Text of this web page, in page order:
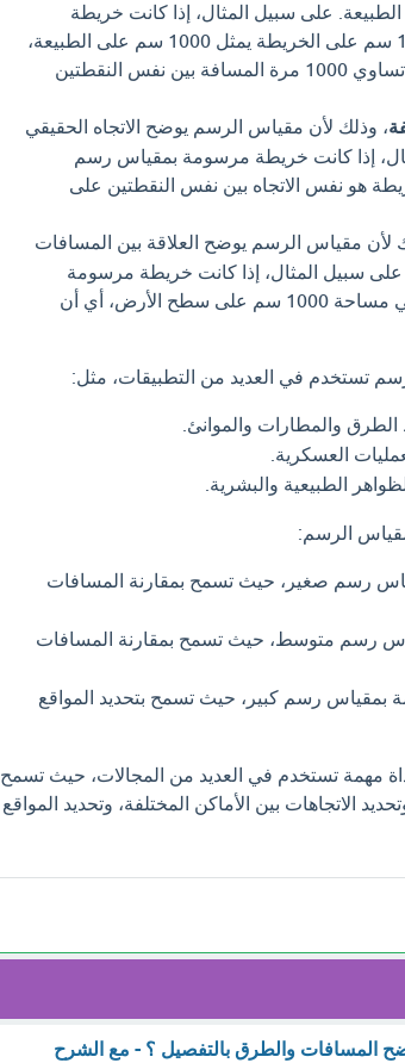
على سبيل المثال، إذا كانت خريطة
مرسومة بمقياس رسم 1:1000، فإن كل 1 سم على الخريطة يمثل 1000 سم على الطبيعة،
أي أن المسافة بين نقطتين على الخريطة تساوي 1000 مرة المسافة بين نفس النقطتين
، وذلك لأن مقياس الرسم يوضح الاتجاه الحقيقي
إذا كانت خريطة مرسومة بمقياس رسم
هو نفس الاتجاه بين نفس النقطتين على
لأن مقياس الرسم يوضح العلاقة بين المسافات
سبيل المثال، إذا كانت خريطة مرسومة
بمقياس رسم 1:1000، فإن الخريطة تغطي مساحة 1000 سم على سطح الأرض، أي أن
تستخدم في العديد من التطبيقات، مثل:
والمطارات والموانئ.
العسكرية.
الطبيعية والبشرية.
الرسم:
رسم صغير، حيث تسمح بمقارنة المسافات
رسم متوسط، حيث تسمح بمقارنة المسافات
رسم كبير، حيث تسمح بتحديد المواقع
مهمة تستخدم في العديد من المجالات، حيث تسمح
الاتجاهات بين الأماكن المختلفة، وتحديد المواقع
المسافات والطرق بالتفصيل ؟ - مع الشرح